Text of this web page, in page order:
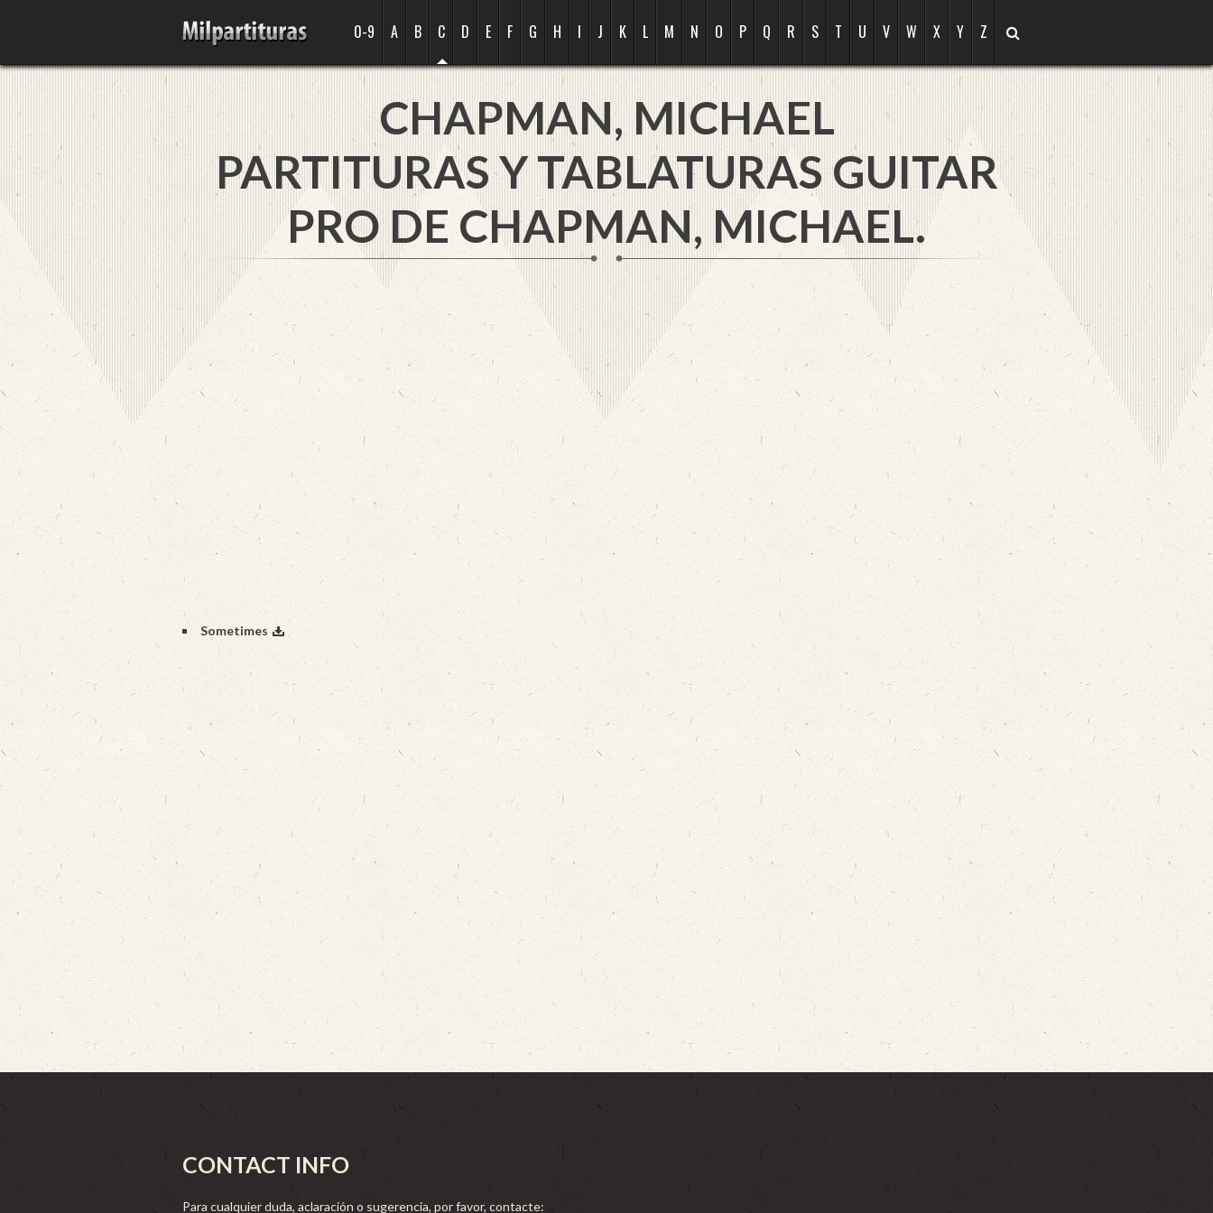
0-9 A B C D E F G H I J K L M N O P Q R S T U V W X Y Z
CHAPMAN, MICHAEL
PARTITURAS Y TABLATURAS GUITAR
PRO DE CHAPMAN, MICHAEL.
Sometimes
CONTACT INFO
Para cualquier duda, aclaración o sugerencia, por favor, contacte: